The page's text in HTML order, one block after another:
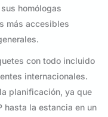
homólogas
más accesibles
con todo incluido
internacionales.
planificación, ya que
hasta la estancia en un